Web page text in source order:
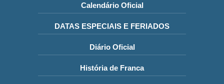
Calendário Oficial
DATAS ESPECIAIS E FERIADOS
Diário Oficial
História de Franca